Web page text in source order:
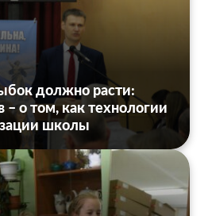
должно расти:
о том, как технологии
школы